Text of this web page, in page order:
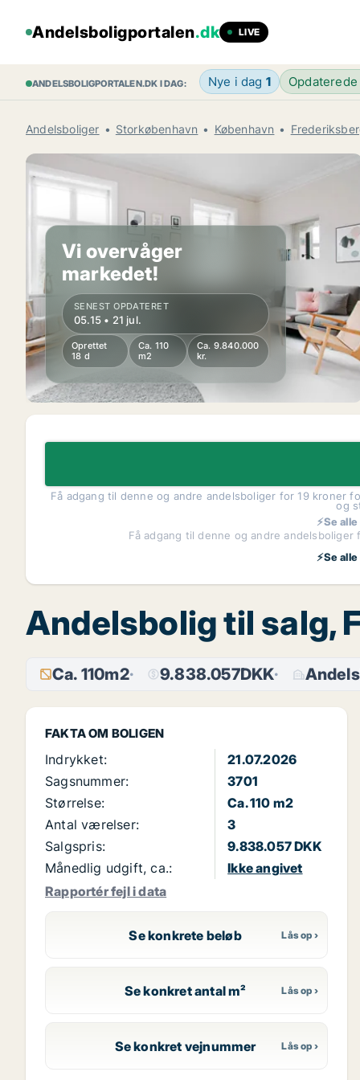
Andelsboligportalen.dk LIVE
ANDELSBOLIGPORTALEN.DK I DAG: Nye i dag 1
Andelsboliger Storkøbenhavn København
Vi overvåger
markedet!
SENEST OPDATERET
05.15 • 21 jul.
Oprettet
18 d
Ca. 110
m2
Ca. 9.840.000
kr.
Få adgang til denne og andre andelsboliger for 19 kroner
og
⚡Se
Få adgang til denne og andre
⚡Se
Andelsbolig til salg,
Ca. 110m2 9.838.057DKK
FAKTA OM BOLIGEN
Indrykket:
21.07.2026
Sagsnummer:
3701
Størrelse:
Ca. 110 m2
Antal værelser:
3
Salgspris:
9.838.057 DKK
Månedlig udgift, ca.:
Ikke angivet
Rapportér fejl i data
Se konkrete beløb
Se konkret antal m²
Se konkret vejnummer